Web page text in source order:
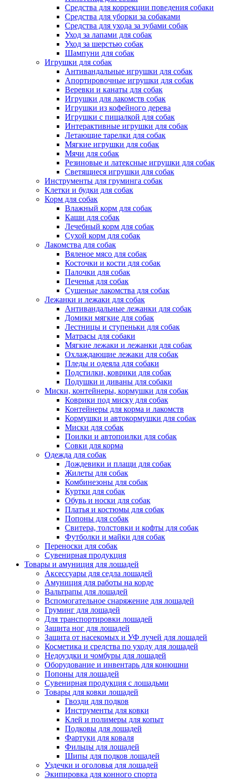
Средства для коррекции поведения собаки
Средства для уборки за собаками
Средства для ухода за зубами собак
Уход за лапами для собак
Уход за шерстью собак
Шампуни для собак
Игрушки для собак
Антивандальные игрушки для собак
Апортировочные игрушки для собак
Веревки и канаты для собак
Игрушки для лакомств собак
Игрушки из кофейного дерева
Игрушки с пищалкой для собак
Интерактивные игрушки для собак
Летающие тарелки для собак
Мягкие игрушки для собак
Мячи для собак
Резиновые и латексные игрушки для собак
Светящиеся игрушки для собак
Инструменты для груминга собак
Клетки и будки для собак
Корм для собак
Влажный корм для собак
Каши для собак
Лечебный корм для собак
Сухой корм для собак
Лакомства для собак
Вяленое мясо для собак
Косточки и кости для собак
Палочки для собак
Печенья для собак
Сушеные лакомства для собак
Лежанки и лежаки для собак
Антивандальные лежанки для собак
Домики мягкие для собак
Лестницы и ступеньки для собак
Матрасы для собаки
Мягкие лежаки и лежанки для собак
Охлаждающие лежаки для собак
Пледы и одеяла для собаки
Подстилки, коврики для собак
Подушки и диваны для собаки
Миски, контейнеры, кормушки для собак
Коврики под миску для собак
Контейнеры для корма и лакомств
Кормушки и автокормушки для собак
Миски для собак
Поилки и автопоилки для собак
Совки для корма
Одежда для собак
Дождевики и плащи для собак
Жилеты для собак
Комбинезоны для собак
Куртки для собак
Обувь и носки для собак
Платья и костюмы для собак
Попоны для собак
Свитера, толстовки и кофты для собак
Футболки и майки для собак
Переноски для собак
Сувенирная продукция
Товары и амуниция для лошадей
Аксессуары для седла лошадей
Амуниция для работы на корде
Вальтрапы для лошадей
Вспомогательное снаряжение для лошадей
Груминг для лошадей
Для транспортировки лошадей
Защита ног для лошадей
Защита от насекомых и УФ лучей для лошадей
Косметика и средства по уходу для лошадей
Недоуздки и чомбуры для лошадей
Оборудование и инвентарь для конюшни
Попоны для лошадей
Сувенирная продукция с лошадьми
Товары для ковки лошадей
Гвозди для подков
Инструменты для ковки
Клей и полимеры для копыт
Подковы для лошадей
Фартуки для коваля
Фильцы для лошадей
Шипы для подков лошадей
Уздечки и оголовья для лошадей
Экипировка для конного спорта